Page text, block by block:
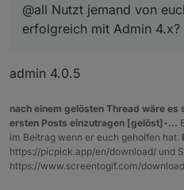
@all Nutzt jemand von
erfolgreich mit Admin 4.x?
admin 4.0.5
nach einem gelösten Thread wäre
ersten Posts einzutragen [gelöst]-...
im Beitrag wenn er euch geholfen hat.
https://picpick.app/en/download/ und
https://www.screentogif.com/